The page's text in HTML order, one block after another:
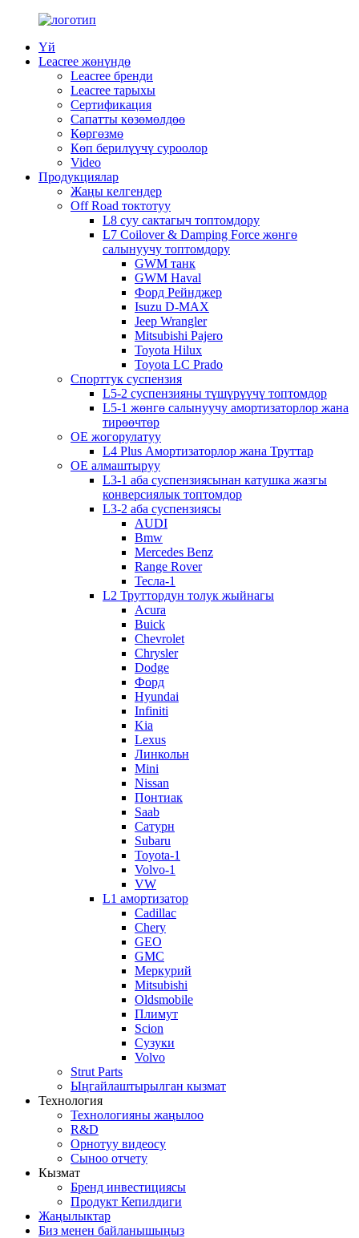
Үй
Leacree жөнүндө
Leacree бренди
Leacree тарыхы
Сертификация
Сапатты көзөмөлдөө
Көргөзмө
Көп берилүүчү суроолор
Video
Продукциялар
Жаңы келгендер
Off Road токтотуу
L8 суу сактагыч топтомдору
L7 Coilover & Damping Force жөнгө
салынуучу топтомдору
GWM танк
GWM Haval
Форд Рейнджер
Isuzu D-MAX
Jeep Wrangler
Mitsubishi Pajero
Toyota Hilux
Toyota LC Prado
Спорттук суспензия
L5-2 суспензияны түшүрүүчү топтомдор
L5-1 жөнгө салынуучу амортизаторлор жана
тирөөчтөр
OE жогорулатуу
L4 Plus Амортизаторлор жана Труттар
OE алмаштыруу
L3-1 аба суспензиясынан катушка жазгы
конверсиялык топтомдор
L3-2 аба суспензиясы
AUDI
Bmw
Mercedes Benz
Range Rover
Тесла-1
L2 Труттордун толук жыйнагы
Acura
Buick
Chevrolet
Chrysler
Dodge
Форд
Hyundai
Infiniti
Kia
Lexus
Линкольн
Mini
Nissan
Понтиак
Saab
Сатурн
Subaru
Toyota-1
Volvo-1
VW
L1 амортизатор
Cadillac
Chery
GEO
GMC
Меркурий
Mitsubishi
Oldsmobile
Плимут
Scion
Сузуки
Volvo
Strut Parts
Ыңгайлаштырылган кызмат
Технология
Технологияны жаңылоо
R&D
Орнотуу видеосу
Сыноо отчету
Кызмат
Бренд инвестициясы
Продукт Кепилдиги
Жаңылыктар
Биз менен байланышыңыз